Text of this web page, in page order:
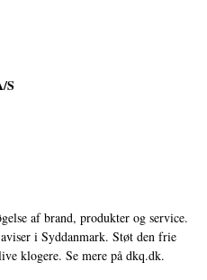
S
af brand, produkter og service.
i Syddanmark. Støt den frie
klogere. Se mere på dkq.dk.